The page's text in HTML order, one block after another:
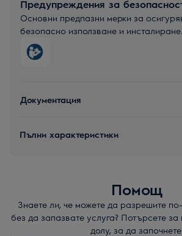
Предупреждения за
Основни предпазни мерки за
безопасно използване и инсталиране.
Документация
Пълни характеристики
Помощ
Знаете ли, че можете да разрешите
без да запазвате услуга? Потърсете
долу, за да започнете.